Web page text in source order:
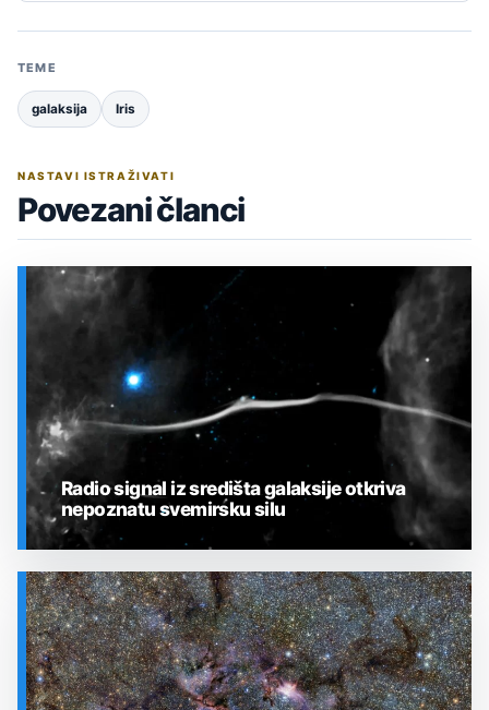
TEME
galaksija Iris
NASTAVI ISTRAŽIVATI
Povezani članci
SVEMIR
Radio signal iz središta galaksije otkriva
nepoznatu svemirsku silu